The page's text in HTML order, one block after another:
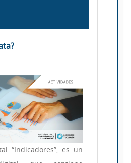
“Indicadores”, es un